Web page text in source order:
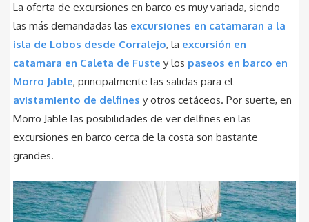
La oferta de excursiones en barco es muy variada, siendo
las más demandadas las excursiones en catamaran a la
isla de Lobos desde Corralejo, la excursión en
catamara en Caleta de Fuste y los paseos en barco en
Morro Jable, principalmente las salidas para el
avistamiento de delfines y otros cetáceos. Por suerte, en
Morro Jable las posibilidades de ver delfines en las
excursiones en barco cerca de la costa son bastante
grandes.